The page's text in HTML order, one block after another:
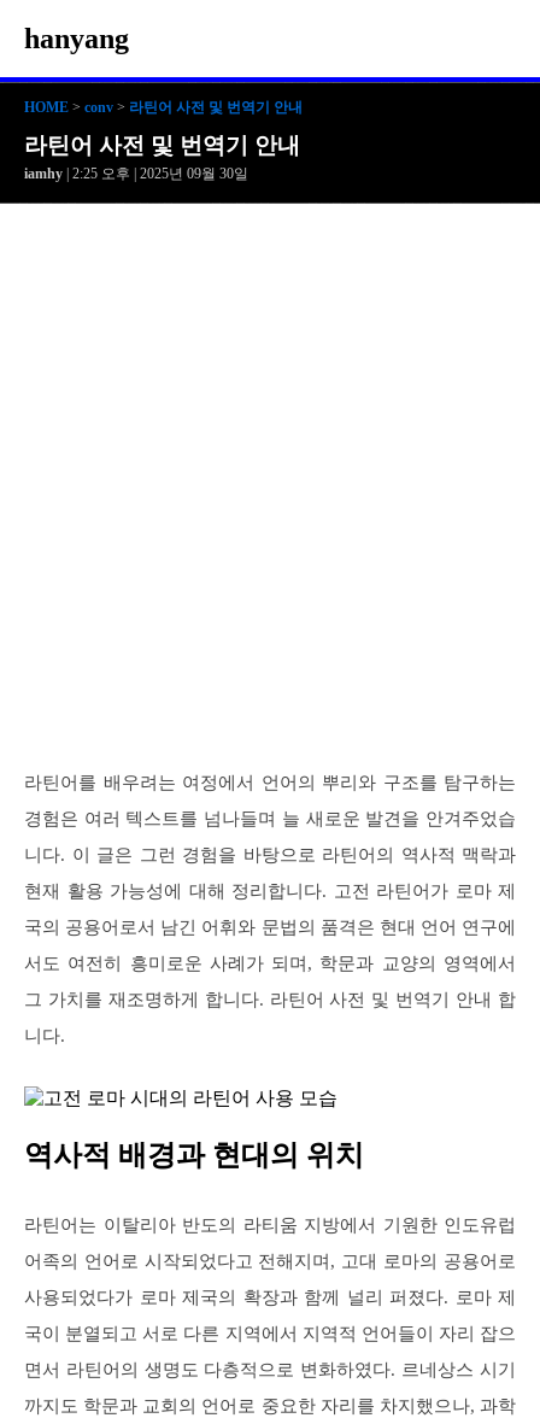
hanyang
HOME > conv > 라틴어 사전 및 번역기 안내
라틴어 사전 및 번역기 안내
iamhy | 2:25 오후 | 2025년 09월 30일
라틴어를 배우려는 여정에서 언어의 뿌리와 구조를 탐구하는
경험은 여러 텍스트를 넘나들며 늘 새로운 발견을 안겨주었습
니다. 이 글은 그런 경험을 바탕으로 라틴어의 역사적 맥락과
현재 활용 가능성에 대해 정리합니다. 고전 라틴어가 로마 제
국의 공용어로서 남긴 어휘와 문법의 품격은 현대 언어 연구에
서도 여전히 흥미로운 사례가 되며, 학문과 교양의 영역에서
그 가치를 재조명하게 합니다. 라틴어 사전 및 번역기 안내 합
니다.
역사적 배경과 현대의 위치
라틴어는 이탈리아 반도의 라티움 지방에서 기원한 인도유럽
어족의 언어로 시작되었다고 전해지며, 고대 로마의 공용어로
사용되었다가 로마 제국의 확장과 함께 널리 퍼졌다. 로마 제
국이 분열되고 서로 다른 지역에서 지역적 언어들이 자리 잡으
면서 라틴어의 생명도 다층적으로 변화하였다. 르네상스 시기
까지도 학문과 교회의 언어로 중요한 자리를 차지했으나, 과학